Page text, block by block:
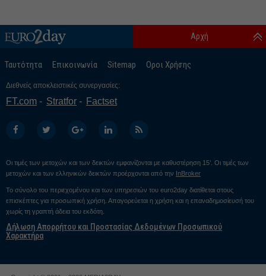
Ταυτότητα Επικοινωνία Sitemap Οροι Χρήσης
Αρχή
Διεθνείς αποκλειστικές συνεργασίες:
FT.com Stratfor Factset
Οι τιμές των μετοχών και των δεικτών εμφανίζονται με καθυστέρηση 15’. Οι τιμές των
μετοχών και των ελληνικών δεικτών προέρχονται από την InBroker
Το σύνολο του περιεχομένου και των υπηρεσιών του euro2day διατίθεται στους
επισκέπτες για προσωπική χρήση. Απαγορεύεται η χρήση και η επαναδημοσίευσή του
χωρίς τη γραπτή άδεια του εκδότη.
Δήλωση Απορρήτου και Προστασίας Δεδομένων Προσωπικού
Χαρακτήρα